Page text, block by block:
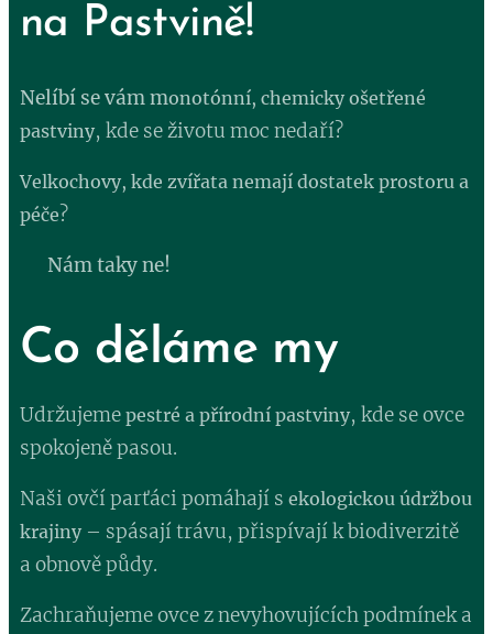
na Pastvině!
Nelíbí se vám monotónní, chemicky ošetřené
pastviny, kde se životu moc nedaří?
Velkochovy, kde zvířata nemají dostatek prostoru a
péče?
Nám taky ne!
Co děláme my
Udržujeme pestré a přírodní pastviny, kde se ovce
spokojeně pasou.
Naši ovčí parťáci pomáhají s ekologickou údržbou
krajiny – spásají trávu, přispívají k biodiverzitě
a obnově půdy.
Zachraňujeme ovce z nevyhovujících podmínek a